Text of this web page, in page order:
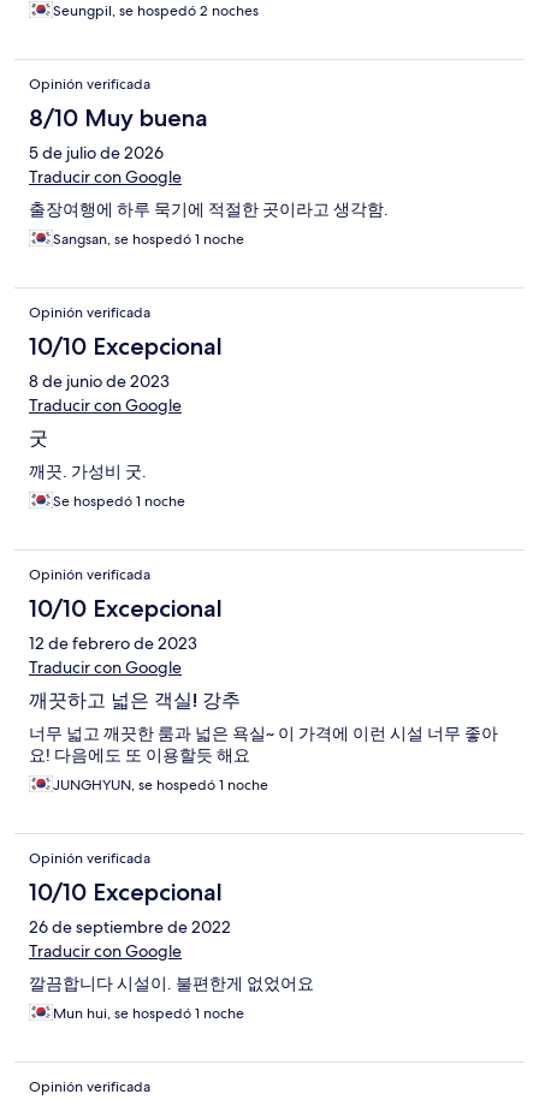
러모로 흡족한 숙박이었네요..다음에도 재이용 의사 있습니다~(저
구요..ㅎ)
Seungpil, se hospedó 2 noches
Opinión verificada
8/10 Muy buena
5 de julio de 2026
Traducir con Google
출장여행에 하루 묵기에 적절한 곳이라고 생각함.
Sangsan, se hospedó 1 noche
Opinión verificada
10/10 Excepcional
8 de junio de 2023
Traducir con Google
굿
깨끗. 가성비 굿.
Se hospedó 1 noche
Opinión verificada
10/10 Excepcional
12 de febrero de 2023
Traducir con Google
깨끗하고 넓은 객실! 강추
너무 넓고 깨끗한 룸과 넓은 욕실~ 이 가격에 이런 시설 너무 좋아
요! 다음에도 또 이용할듯 해요
JUNGHYUN, se hospedó 1 noche
Opinión verificada
10/10 Excepcional
26 de septiembre de 2022
Traducir con Google
깔끔합니다 시설이. 불편한게 없었어요
Mun hui, se hospedó 1 noche
Opinión verificada